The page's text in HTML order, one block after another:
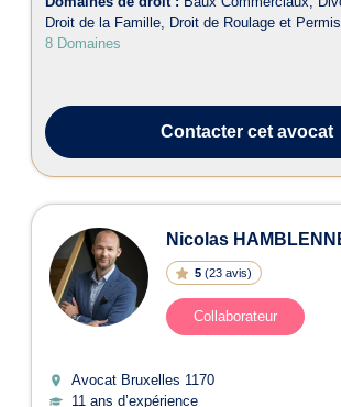
Droit de la Famille
Droit de Roulage et
8 Domaines
Contactercet avocat
Nicolas
5 (23 avis)
Collaborateur
Avocat Bruxelles 1170
11 ans d’expérience